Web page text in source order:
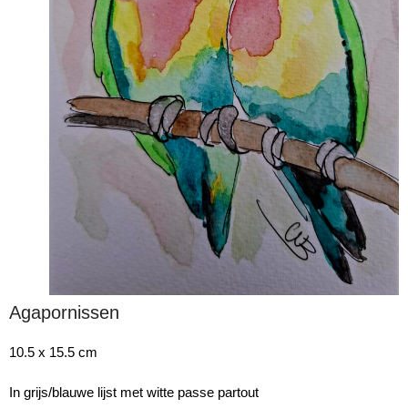
Agapornissen
10.5 x 15.5 cm
In grijs/blauwe lijst met witte passe partout